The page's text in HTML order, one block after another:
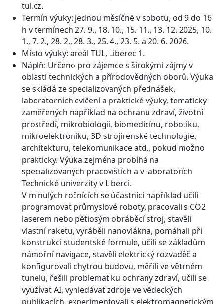
tul.cz.
Termín výuky: jednou měsíčně v sobotu, od 9 do 16
h v termínech 27. 9., 18. 10., 15. 11., 13. 12. 2025, 10.
1., 7. 2., 28. 2., 28. 3., 25. 4., 23. 5. a 20. 6. 2026.
Místo výuky: areál TUL, Liberec 1.
Náplň: Určeno pro zájemce s širokými zájmy v
oblasti technických a přírodovědných oborů. Výuka
se skládá ze specializovaných přednášek,
laboratorních cvičení a praktické výuky, tematicky
zaměřených například na ochranu zdraví, životní
prostředí, mikrobiologii, biomedicínu, robotiku,
mikroelektroniku, 3D strojírenské technologie,
architekturu, telekomunikace atd., pokud možno
prakticky. Výuka zejména probíhá na
specializovaných pracovištích a v laboratořích
Technické univerzity v Liberci.
V minulých ročnících se účastníci například učili
programovat průmyslové roboty, pracovali s CO2
laserem nebo pětiosým obráběcí stroj, stavěli
vlastní raketu, vyráběli nanovlákna, pomáhali při
konstrukci studentské formule, učili se základům
námořní navigace, stavěli elektrický rozvaděč a
konfigurovali chytrou budovu, měřili ve větrném
tunelu, řešili problematiku ochrany zdraví, učili se
využívat AI, vyhledávat zdroje ve vědeckých
publikacích, experimentovali s elektromagnetickým